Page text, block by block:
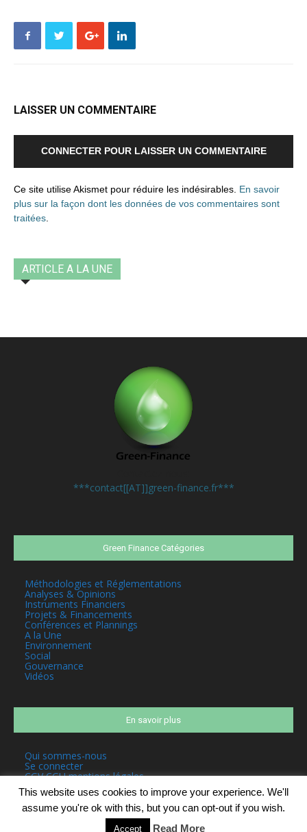
LAISSER UN COMMENTAIRE
CONNECTER POUR LAISSER UN COMMENTAIRE
Ce site utilise Akismet pour réduire les indésirables. En savoir
plus sur la façon dont les données de vos commentaires sont
traitées.
ARTICLE A LA UNE
***contact[[AT]]green-finance.fr***
Green Finance Catégories
Méthodologies et Réglementations
Analyses & Opinions
Instruments Financiers
Projets & Financements
Conférences et Plannings
A la Une
Environnement
Social
Gouvernance
Vidéos
En savoir plus
Qui sommes-nous
Se connecter
CGV CGU mentions légales
This website uses cookies to improve your experience. We'll
assume you're ok with this, but you can opt-out if you wish.
Accept Read More